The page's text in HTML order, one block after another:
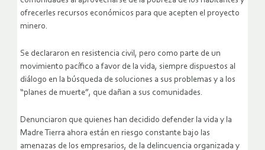
ofrecerles recursos económicos para que acepten el proyecto
minero.
Se declararon en resistencia civil, pero como parte de un
movimiento pacífico a favor de la vida, siempre dispuestos al
diálogo en la búsqueda de soluciones a sus problemas y a los
“planes de muerte”, que dañan a sus comunidades.
Denunciaron que quienes han decidido defender la vida y la
Madre Tierra ahora están en riesgo constante bajo las
amenazas de los empresarios, de la delincuencia organizada y